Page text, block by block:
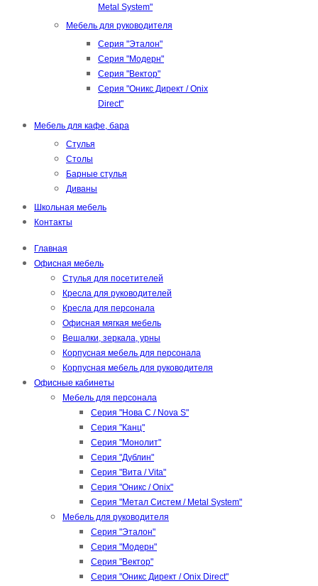
Metal System"
Мебель для руководителя
Серия "Эталон"
Серия "Модерн"
Серия "Вектор"
Серия "Оникс Директ / Onix
Direct"
Мебель для кафе, бара
Стулья
Столы
Барные стулья
Диваны
Школьная мебель
Контакты
Главная
Офисная мебель
Стулья для посетителей
Кресла для руководителей
Кресла для персонала
Офисная мягкая мебель
Вешалки, зеркала, урны
Корпусная мебель для персонала
Корпусная мебель для руководителя
Офисные кабинеты
Мебель для персонала
Серия "Нова С / Nova S"
Серия "Канц"
Серия "Монолит"
Серия "Дублин"
Серия "Вита / Vita"
Серия "Оникс / Onix"
Серия "Метал Систем / Metal System"
Мебель для руководителя
Серия "Эталон"
Серия "Модерн"
Серия "Вектор"
Серия "Оникс Директ / Onix Direct"